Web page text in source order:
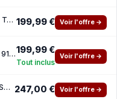
SAMSUNG - 9100 PRO - SSD - 1 To - NVMe M.2 PCIe 5.0x4 - Vitesse lecture jusqua 14 800 Mo s 199,99 € Voir l'offre →
Disque dur SSD SAMSUNG 1 To 9100 PRO NVMe M.2199,99 €
Tout inclus
Voir l'offre →
Samsung Samsung 9100 PRO SSD NVMe M.2 PCIe 5.0 1 To 247,00 € Voir l'offre →